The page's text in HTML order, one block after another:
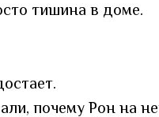
тишина в доме.
почему Рон на